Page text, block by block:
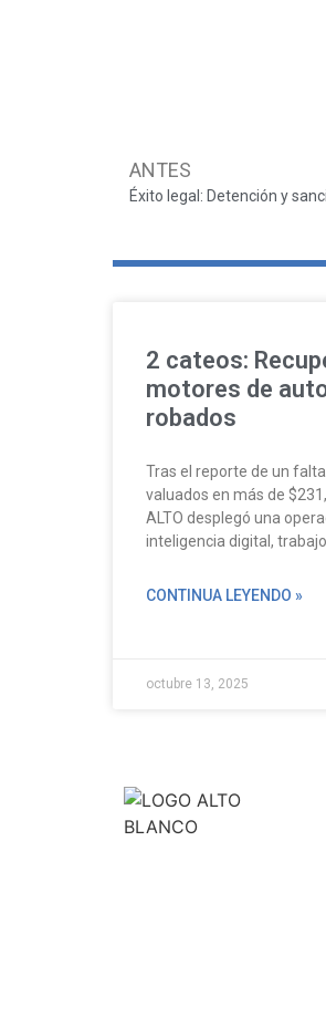
ANTES
Éxito legal: Detención y
2 cateos:
motores de
robados
Tras el reporte de un
valuados en más de
ALTO desplegó una
inteligencia digital, trabajo
CONTINUA LEYENDO »
octubre 13, 2025